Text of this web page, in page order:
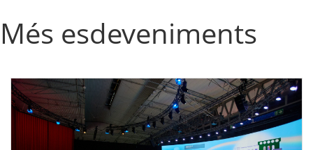
Més esdeveniments